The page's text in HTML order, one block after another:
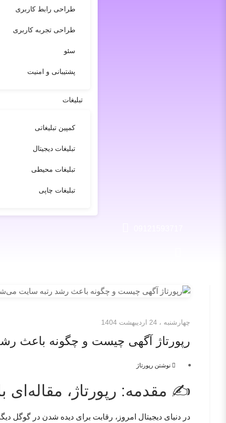
طراحی رابط کاربری
طراحی تجربه کاربری
سئو
پشتیبانی و امنیت
تبلیغات
کمپین تبلیغاتی
تبلیغات دیجیتال
تبلیغات محیطی
تبلیغات چاپی
چهارشنبه ، 24 ارديبهشت 1404
رپورتاژ آگهی چیست و چگونه باعث
نوشتن رپورتاژ
✍️ مقدمه: رپورتاژ، مقاله‌ای
در دنیای دیجیتال امروز، رقابت برای دیده شدن در گوگل